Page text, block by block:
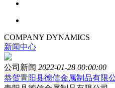
COMPANY DYNAMICS
新闻中心
公司新闻 2022-01-28 00:00:00
恭贺青阳县德信金属制品有限